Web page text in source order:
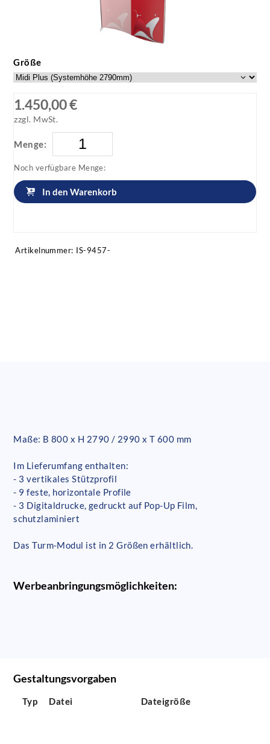
ISOframe wave Turm-Modul mit Druck
ISOframe wave Turm-Modul mit Druck
Größe
1.450,00 €
zzgl. MwSt.
Menge:
Noch verfügbare Menge:
In den Warenkorb
Artikelnummer: IS-9457-
Maße: B 800 x H 2790 / 2990 x T 600 mm
Im Lieferumfang enthalten:
- 3 vertikales Stützprofil
- 9 feste, horizontale Profile
- 3 Digitaldrucke, gedruckt auf Pop-Up Film,
schutzlaminiert
Das Turm-Modul ist in 2 Größen erhältlich.
Werbeanbringungsmöglichkeiten:
Gestaltungsvorgaben
Typ Datei Dateigröße